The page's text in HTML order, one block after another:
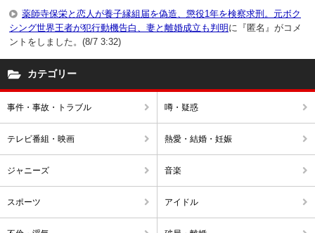
薬師寺保栄と恋人が養子縁組届を偽造、懲役1年を検察求刑。元ボク
シング世界王者が犯行動機告白、妻と離婚成立も判明 に『匿名』がコメ
ントをしました。(8/7 3:32)
カテゴリー
事件・事故・トラブル 噂・疑惑
テレビ番組・映画 熱愛・結婚・妊娠
ジャニーズ 音楽
スポーツ アイドル